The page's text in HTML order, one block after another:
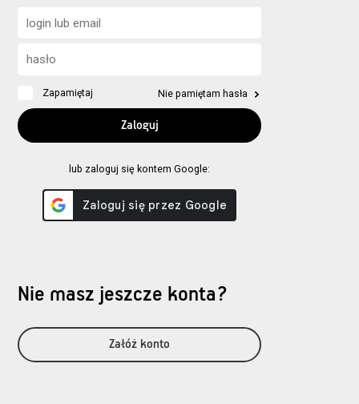
Zapamiętaj Nie pamiętam hasła
lub zaloguj się kontem Google:
Nie masz jeszcze konta?
Załóż konto